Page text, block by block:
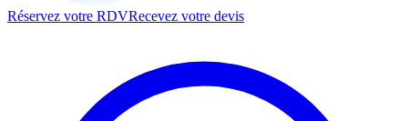
Réservez votre RDVRecevez votre devis